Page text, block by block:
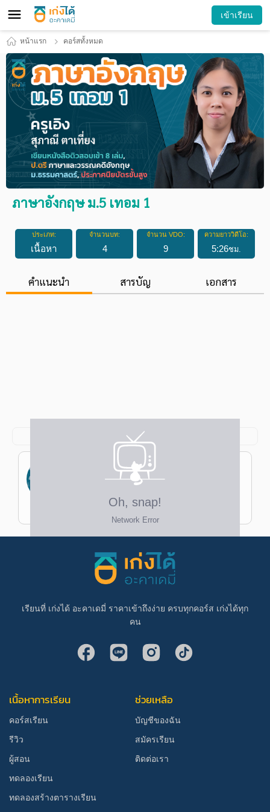
เข้าเรียน
หน้าแรก คอร์สทั้งหมด
ภาษาอังกฤษ ม.5 เทอม 1
ประเภท:
เนื้อหา
จำนวนบท:
4
จำนวน VDO:
9
ความยาววิดีโอ:
5:26ชม.
คำแนะนำ สารบัญ เอกสาร
สุภาณี ตาเที่ยง
ป.ตรี ศิลปศาสตร์บัณฑิต เอกภาษาและ
วรรณคดีอังกฤษ ม.ธรรมศาสตร์
เรียนที่ เก่งได้ อะคาเดมี่ ราคาเข้าถึงง่าย ครบทุกคอร์ส เก่งได้ทุก
คน
เนื้อหาการเรียน
คอร์สเรียน
รีวิว
ผู้สอน
ทดลองเรียน
ทดลองสร้างตารางเรียน
ช่วยเหลือ
บัญชีของฉัน
สมัครเรียน
ติดต่อเรา